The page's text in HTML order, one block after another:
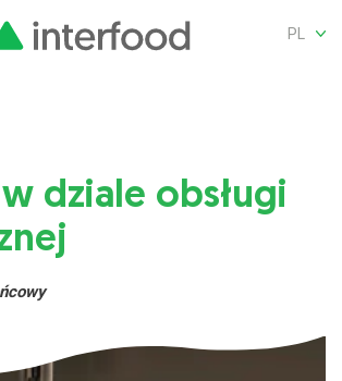
PL
dziale obsługi